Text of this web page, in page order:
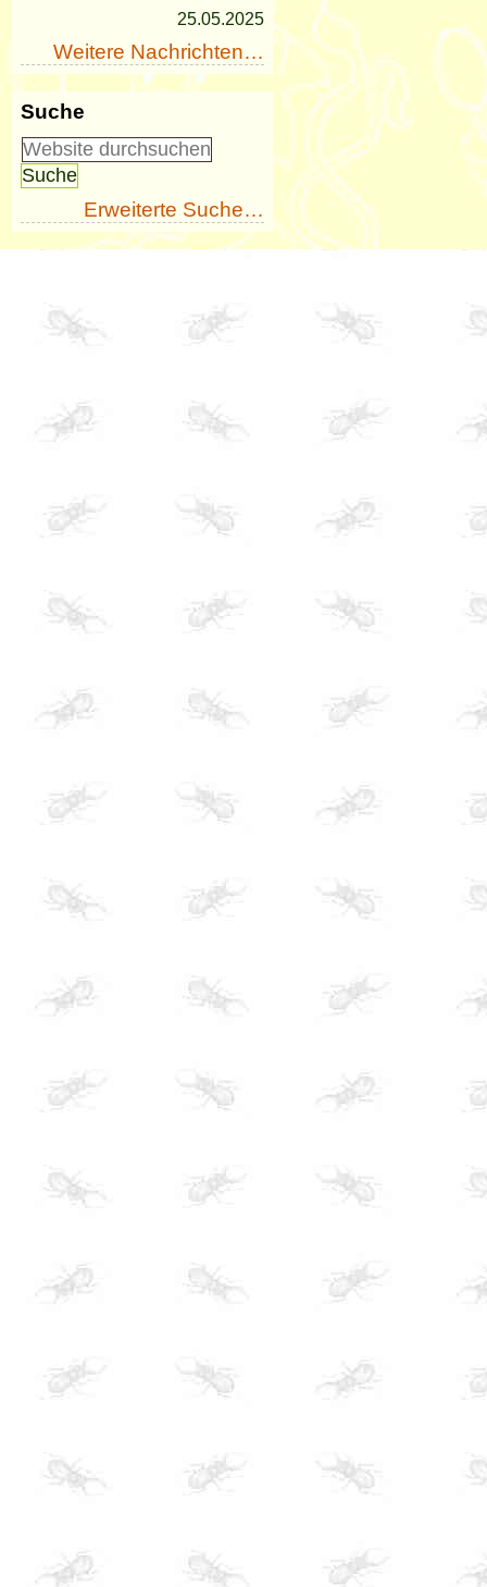
25.05.2025
Weitere Nachrichten…
Suche
Erweiterte Suche…